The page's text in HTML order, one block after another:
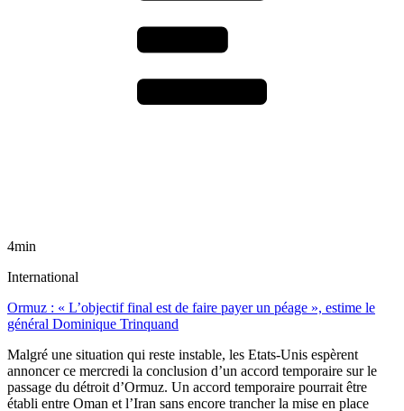
4min
International
Ormuz : « L’objectif final est de faire payer un péage », estime le
général Dominique Trinquand
Malgré une situation qui reste instable, les Etats-Unis espèrent
annoncer ce mercredi la conclusion d’un accord temporaire sur le
passage du détroit d’Ormuz. Un accord temporaire pourrait être
établi entre Oman et l’Iran sans encore trancher la mise en place